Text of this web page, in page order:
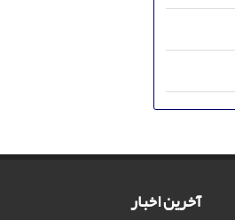
آخرین اخبار